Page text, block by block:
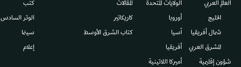
العالم العربي
الخليج
شمال أفريقيا
المشرق العربي
شؤون إقليمية
الولايات المتحدة
أوروبا
آسيا
أفريقيا
أميركا اللاتينية
المقالات
كاريكاتير
كتاب الشرق الأوسط
كتب
الوتر السادس​
سينما
إعلام